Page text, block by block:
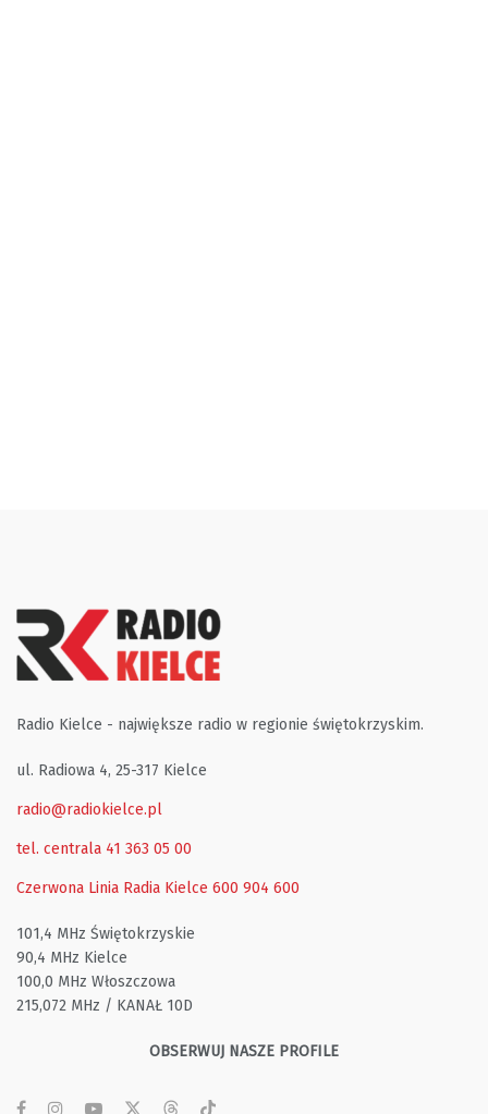
Radio Kielce - największe radio w regionie świętokrzyskim.
ul. Radiowa 4, 25-317 Kielce
radio@radiokielce.pl
tel. centrala 41 363 05 00
Czerwona Linia Radia Kielce 600 904 600
101,4 MHz Świętokrzyskie
90,4 MHz Kielce
100,0 MHz Włoszczowa
215,072 MHz / KANAŁ 10D
OBSERWUJ NASZE PROFILE